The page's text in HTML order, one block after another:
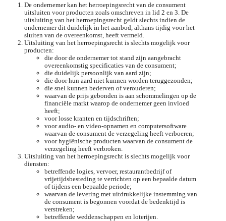
De ondernemer kan het herroepingsrecht van de consument
uitsluiten voor producten zoals omschreven in lid 2 en 3. De
uitsluiting van het herroepingsrecht geldt slechts indien de
ondernemer dit duidelijk in het aanbod, althans tijdig voor het
sluiten van de overeenkomst, heeft vermeld.
Uitsluiting van het herroepingsrecht is slechts mogelijk voor
producten:
die door de ondernemer tot stand zijn aangebracht
overeenkomstig specificaties van de consument;
die duidelijk persoonlijk van aard zijn;
die door hun aard niet kunnen worden teruggezonden;
die snel kunnen bederven of verouderen;
waarvan de prijs gebonden is aan schommelingen op de
financiële markt waarop de ondernemer geen invloed
heeft;
voor losse kranten en tijdschriften;
voor audio- en video-opnamen en computersoftware
waarvan de consument de verzegeling heeft verboeren;
voor hygiënische producten waarvan de consument de
verzegeling heeft verbroken.
Uitsluiting van het herroepingsrecht is slechts mogelijk voor
diensten:
betreffende logies, vervoer, restaurantbedrijf of
vrijetijdsbesteding te verrichten op een bepaalde datum
of tijdens een bepaalde periode;
waarvan de levering met uitdrukkelijke instemming van
de consument is begonnen voordat de bedenktijd is
verstreken;
betreffende weddenschappen en loterijen.